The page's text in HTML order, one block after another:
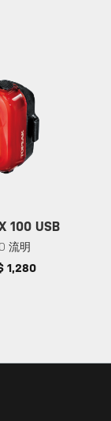
100 USB
流明
1,280